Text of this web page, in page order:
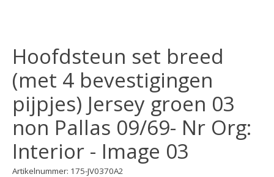
Hoofdsteun set breed
(met 4 bevestigingen
pijpjes) Jersey groen 03
non Pallas 09/69- Nr Org:
Interior - Image 03
Artikelnummer: 175-JV0370A2